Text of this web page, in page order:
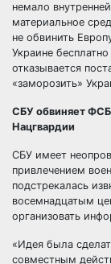
немало
материальное
не обвинить
Украине
отказывается
«заморозить»
СБУ обвиняет ФСБ
Нацгвардии
СБУ имеет
привлечением
подстрекалась
восемнадцатым
организовать
«Идея была
совместным